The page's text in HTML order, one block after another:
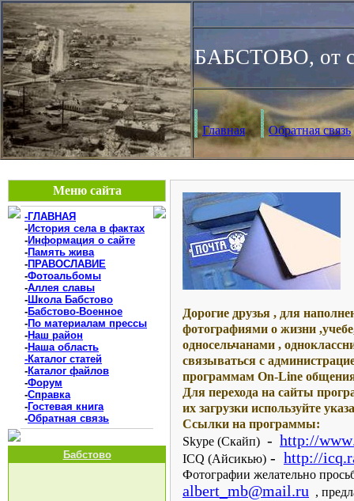
БАБСТОВО, от
Главная Обратная связь
Меню сайта
-ГЛАВНАЯ
-История села в фактах
-Информация о сайте
-Память жива
-ПРАВОСЛАВИЕ
-Фотоальбомы
-Аллея славы
-Школа Бабстово
-Бабстово-Военное
-По материалам прессы
-Наш район
-Наша область
-Каталог статей
-Каталог файлов
-Форум
-Справка
-Гостевая книга
-Обратная связь
Бабстово
Дорогие друзья , для
фотографиями о жизни
односельчанами ,
связываться с
программам On-Line
Для перехода на сайты
их загрузки используйте
Ссылки на программы:
Skype (Cкайп) - http://www
ICQ (Айсикью) - http://
Фотографии желательно
albert_mb@mail.ru ,